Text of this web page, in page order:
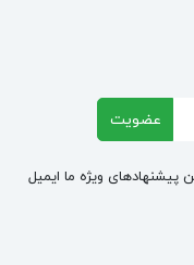
عضویت
ویژه ما ایمیل